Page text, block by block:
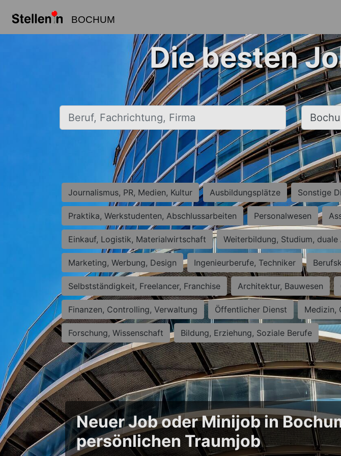
BOCHUM
Die besten
Beruf, Fachrichtung, Firma Ort, Stadt
Journalismus, PR, Medien, Kultur Ausbildungsplätze Sonstige
Praktika, Werkstudenten, Abschlussarbeiten Personalwesen
Einkauf, Logistik, Materialwirtschaft Weiterbildung, Studium, duale
Marketing, Werbung, Design Ingenieurberufe, Techniker
Selbstständigkeit, Freelancer, Franchise Architektur, Bauwesen
Finanzen, Controlling, Verwaltung Öffentlicher Dienst Medizin,
Forschung, Wissenschaft Bildung, Erziehung, Soziale Berufe
Neuer Job oder Minijob in
persönlichen Traumjob